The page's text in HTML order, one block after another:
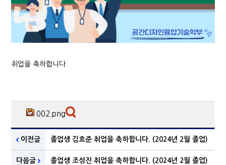
취업을 축하합니다
002.png
이전글 졸업생 김효준 취업을 축하합니다. (2024년 2월 졸업)
다음글 졸업생 조성진 취업을 축하합니다. (2024년 2월 졸업)